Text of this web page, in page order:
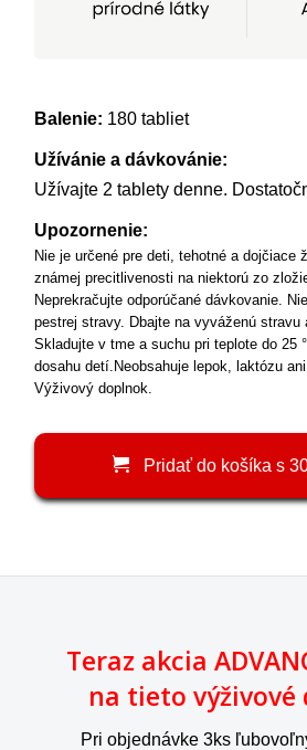
Balenie: 180 tabliet
Užívánie a dávkovánie:
Užívajte 2 tablety denne.
Upozornenie:
Nie je určené pre deti, tehotné a dojčiace
známej precitlivenosti na niektorú zo
Neprekračujte odporúčané dávkovanie.
pestrej stravy. Dbajte na vyváženú stravu
Skladujte v tme a suchu pri teplote do 25
dosahu detí.Neobsahuje lepok, laktózu
Výživový doplnok.
Pridať do košíka s
Teraz akcia
na tieto výživové
Pri objednávke 3ks